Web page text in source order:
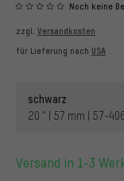
Noch keine
zzgl. Versandkosten
für Lieferung nach USA
schwarz
20 " | 57 mm | 57-
Versand in 1-3